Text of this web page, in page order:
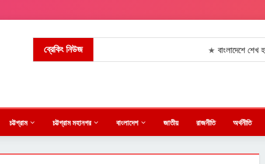
ব্রেকিং নিউজ বাংলাদেশে শেখ
চট্টগ্রাম চট্টগ্রাম মহানগর বাংলাদেশ জাতীয় রাজনীতি অর্থনীতি